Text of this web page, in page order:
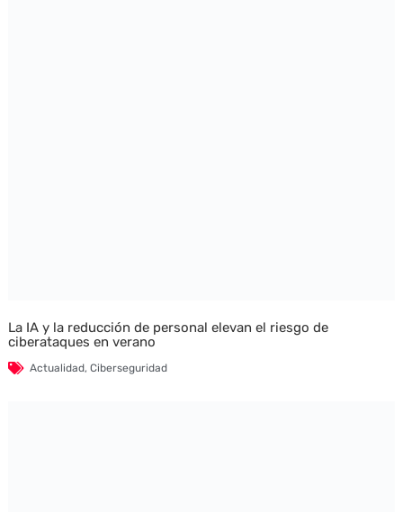
La IA y la reducción de personal elevan el riesgo de
ciberataques en verano
Actualidad, Ciberseguridad